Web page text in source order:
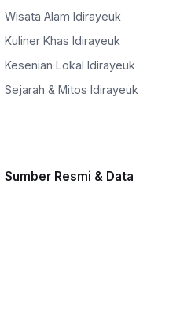
Wisata Alam Idirayeuk
Kuliner Khas Idirayeuk
Kesenian Lokal Idirayeuk
Sejarah & Mitos Idirayeuk
Sumber Resmi & Data